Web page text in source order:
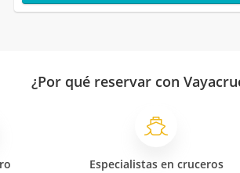
¿Por qué reservar con
Especialistas en cruceros